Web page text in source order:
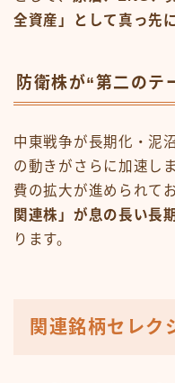
全資産」として真っ先
防衛株が“第二のテ
中東戦争が長期化・泥
の動きがさらに加速し
費の拡大が進められて
関連株」が息の長い長
ります。
関連銘柄セレク